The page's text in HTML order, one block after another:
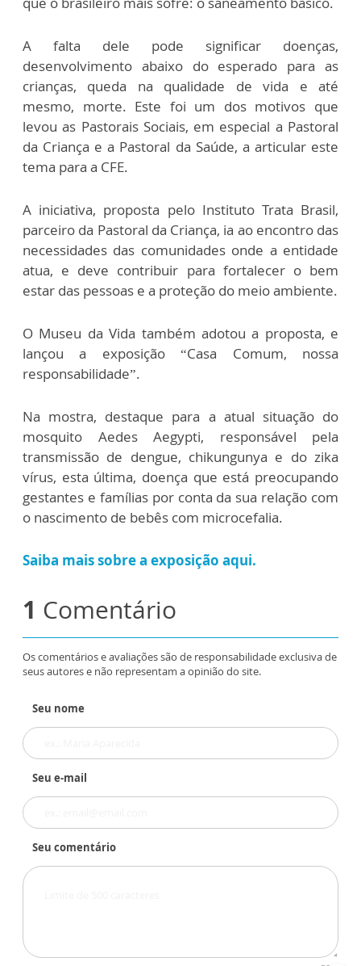
A falta dele pode significar doenças,
desenvolvimento abaixo do esperado para as
crianças, queda na qualidade de vida e até
mesmo, morte. Este foi um dos motivos que
levou as Pastorais Sociais, em especial a Pastoral
da Criança e a Pastoral da Saúde, a articular este
tema para a CFE.
A iniciativa, proposta pelo Instituto Trata Brasil,
parceiro da Pastoral da Criança, ia ao encontro das
necessidades das comunidades onde a entidade
atua, e deve contribuir para fortalecer o bem
estar das pessoas e a proteção do meio ambiente.
O Museu da Vida também adotou a proposta, e
lançou a exposição “Casa Comum, nossa
responsabilidade”.
Na mostra, destaque para a atual situação do
mosquito Aedes Aegypti, responsável pela
transmissão de dengue, chikungunya e do zika
vírus, esta última, doença que está preocupando
gestantes e famílias por conta da sua relação com
o nascimento de bebês com microcefalia.
Saiba mais sobre a exposição aqui.
1 Comentário
Os comentários e avaliações são de responsabilidade exclusiva de
seus autores e não representam a opinião do site.
Seu nome
Seu e-mail
Seu comentário